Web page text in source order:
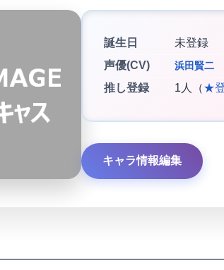
誕生日
未登録
声優(CV)
浜田賢二
推し登録 1人（★
キャラ情報編集